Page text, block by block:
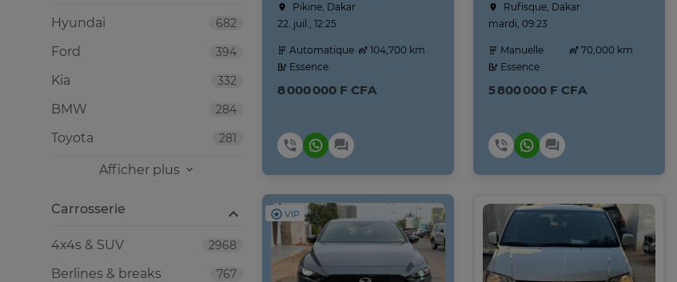
Pikine, Dakar
22. juil., 12:25
Automatique
104,700 km
Essence
8 000 000 F CFA
Rufisque, Dakar
mardi, 09:23
Manuelle
70,000 km
Essence
5 800 000 F CFA
VIP
682
Hyundai
394
Ford
332
Kia
284
BMW
281
Toyota
Afficher plus
Carrosserie
2968
4x4s & SUV
767
Berlines & breaks